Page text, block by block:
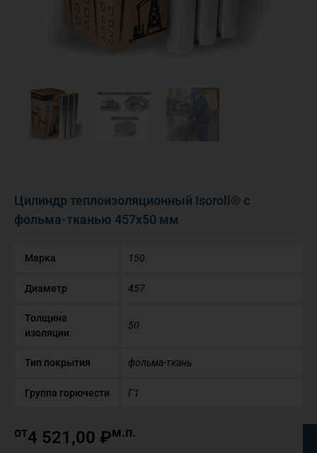
Цилиндр теплоизоляционный Isoroll® с
фольма-тканью 457х50 мм
Марка 150
Диаметр 457
Толщина
изоляции
50
Тип покрытия фольма-ткань
Группа горючести Г1
от4 521,00 ₽м.п.